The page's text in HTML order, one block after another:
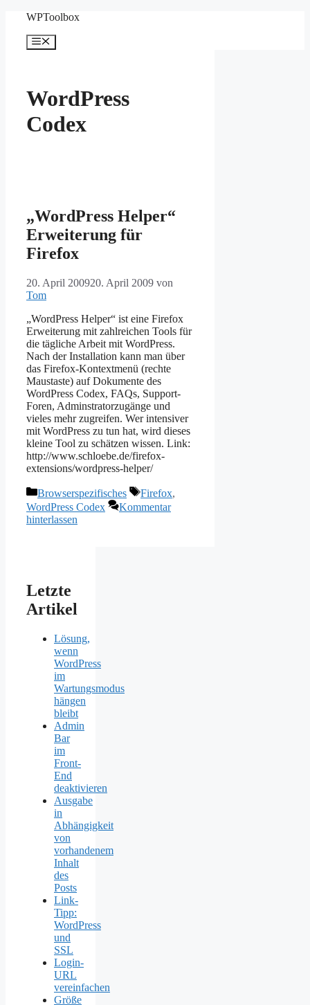
springen
WPToolbox
Menü
WordPress
Codex
„WordPress Helper“
Erweiterung für
Firefox
20. April 200920. April 2009 von
Tom
„WordPress Helper“ ist eine Firefox
Erweiterung mit zahlreichen Tools für
die tägliche Arbeit mit WordPress.
Nach der Installation kann man über
das Firefox-Kontextmenü (rechte
Maustaste) auf Dokumente des
WordPress Codex, FAQs, Support-
Foren, Adminstratorzugänge und
vieles mehr zugreifen. Wer intensiver
mit WordPress zu tun hat, wird dieses
kleine Tool zu schätzen wissen. Link:
http://www.schloebe.de/firefox-
extensions/wordpress-helper/
Kategorien
Browserspezifisches Schlagwörter
Firefox,
WordPress Codex
Kommentar
hinterlassen
Letzte
Artikel
Lösung,
wenn
WordPress
im
Wartungsmodus
hängen
bleibt
Admin
Bar
im
Front-
End
deaktivieren
Ausgabe
in
Abhängigkeit
von
vorhandenem
Inhalt
des
Posts
Link-
Tipp:
WordPress
und
SSL
Login-
URL
vereinfachen
Größe